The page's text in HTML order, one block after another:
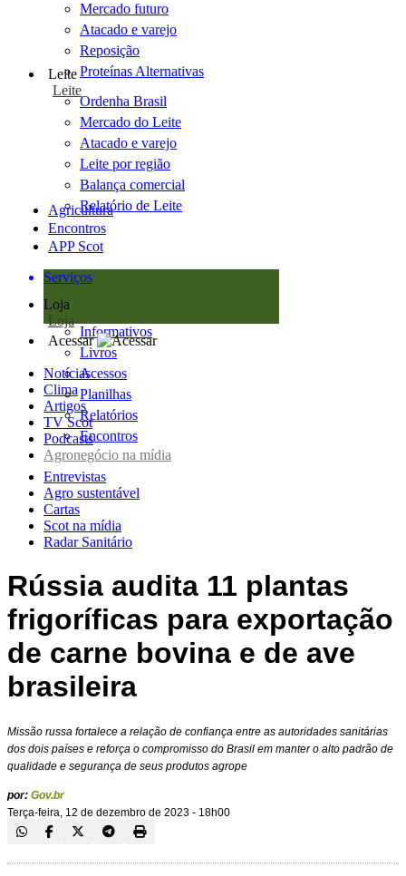
Mercado futuro
Atacado e varejo
Reposição
Proteínas Alternativas
Leite
Leite
Ordenha Brasil
Mercado do Leite
Atacado e varejo
Leite por região
Balança comercial
Relatório de Leite
Agricultura
Encontros
APP Scot
Serviços
Loja
Loja
Informativos
Livros
Acessos
Planilhas
Relatórios
Encontros
Acessar
Notícias
Clima
Artigos
TV Scot
Podcasts
Agronegócio na mídia
Entrevistas
Agro sustentável
Cartas
Scot na mídia
Radar Sanitário
Rússia audita 11 plantas
frigoríficas para exportação
de carne bovina e de ave
brasileira
Missão russa fortalece a relação de confiança entre as autoridades sanitárias
dos dois países e reforça o compromisso do Brasil em manter o alto padrão de
qualidade e segurança de seus produtos agrope
por: Gov.br
Terça-feira, 12 de dezembro de 2023 - 18h00